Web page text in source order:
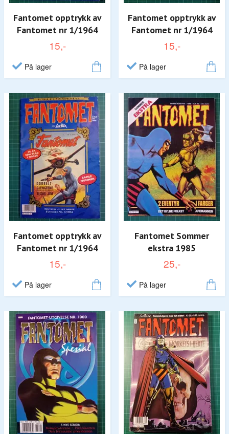
Fantomet opptrykk av
Fantomet nr 1/1964
15,-
På lager
Fantomet opptrykk av
Fantomet nr 1/1964
15,-
På lager
Fantomet opptrykk av
Fantomet nr 1/1964
15,-
På lager
Fantomet Sommer
ekstra 1985
25,-
På lager